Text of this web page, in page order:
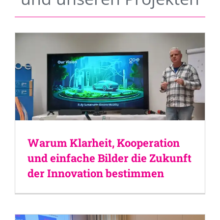
Warum Klarheit, Kooperation
und einfache Bilder die Zukunft
der Innovation bestimmen